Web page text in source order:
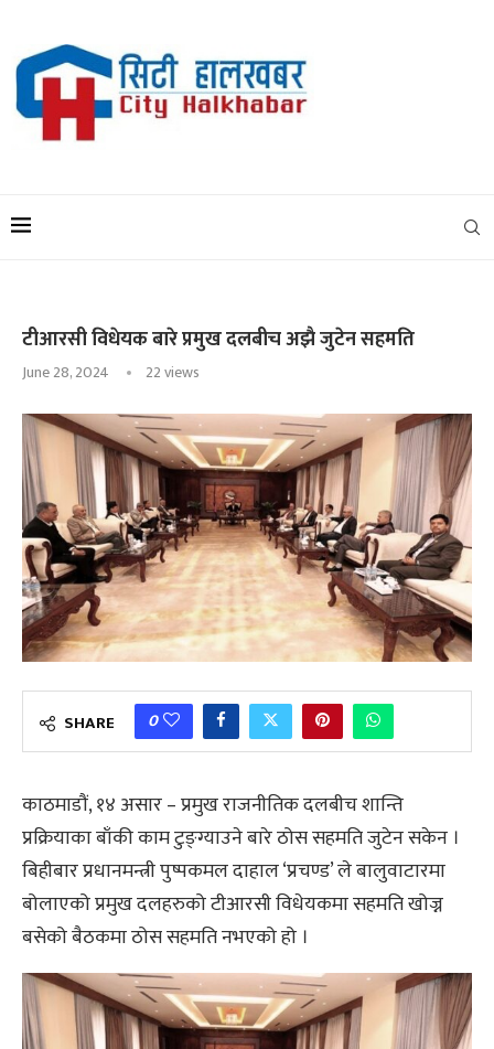
टीआरसी विधेयक बारे प्रमुख दलबीच अझै जुटेन सहमति
June 28, 2024 22views
SHARE 0
काठमाडौं, १४ असार – प्रमुख राजनीतिक दलबीच शान्ति
प्रक्रियाका बाँकी काम टुङ्ग्याउने बारे ठोस सहमति जुटेन सकेन ।
बिहीबार प्रधानमन्त्री पुष्पकमल दाहाल ‘प्रचण्ड’ ले बालुवाटारमा
बोलाएको प्रमुख दलहरुको टीआरसी विधेयकमा सहमति खोज्न
बसेको बैठकमा ठोस सहमति नभएको हो ।